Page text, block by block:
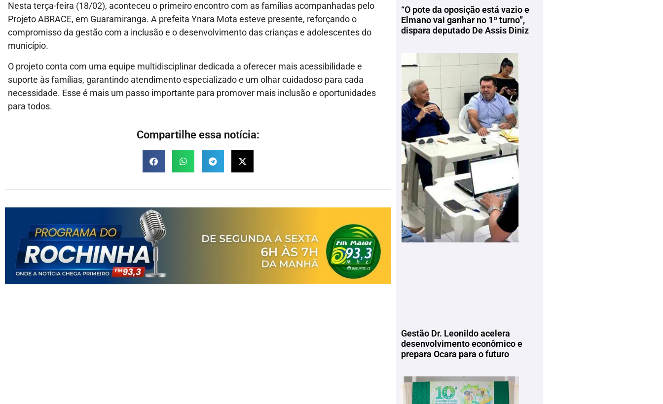
Nesta terça-feira (18/02), aconteceu o primeiro encontro com as famílias acompanhadas pelo
Projeto ABRACE, em Guaramiranga. A prefeita Ynara Mota esteve presente, reforçando o
compromisso da gestão com a inclusão e o desenvolvimento das crianças e adolescentes do
município.
O projeto conta com uma equipe multidisciplinar dedicada a oferecer mais acessibilidade e
suporte às famílias, garantindo atendimento especializado e um olhar cuidadoso para cada
necessidade. Esse é mais um passo importante para promover mais inclusão e oportunidades
para todos.
Compartilhe essa notícia:
“O pote da oposição está vazio e
Elmano vai ganhar no 1º turno”,
dispara deputado De Assis Diniz
Gestão Dr. Leonildo acelera
desenvolvimento econômico e
prepara Ocara para o futuro